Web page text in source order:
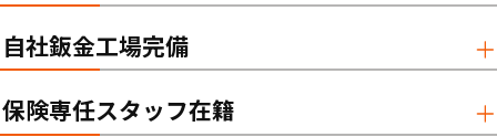
自社鈑金工場完備
保険専任スタッフ在籍